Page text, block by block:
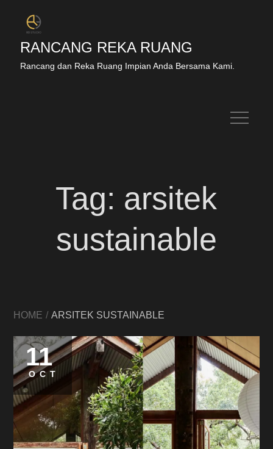
RANCANG REKA RUANG
Rancang dan Reka Ruang Impian Anda Bersama Kami.
Tag: arsitek
sustainable
HOME ARSITEK SUSTAINABLE
11
OCT